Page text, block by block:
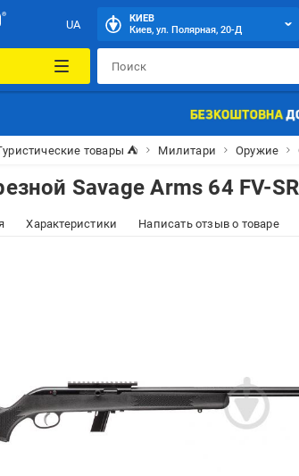
UA
КИЕВ
Киев, ул. Полярная, 20-Д
товары ⛺ Милитари Оружие
Savage Arms 64 FV-
Характеристики Написать отзыв о товаре